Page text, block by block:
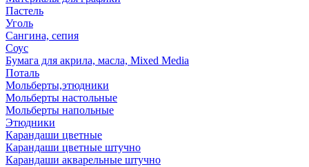
Пастель
Уголь
Сангина, сепия
Соус
Бумага для акрила, масла, Mixed Media
Поталь
Мольберты,этюдники
Мольберты настольные
Мольберты напольные
Этюдники
Карандаши цветные
Карандаши цветные штучно
Карандаши акварельные штучно